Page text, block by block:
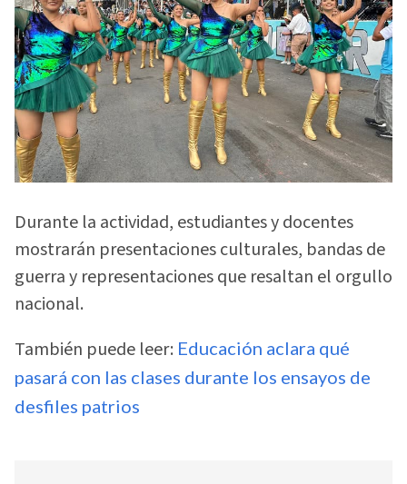
Durante la actividad, estudiantes y docentes
mostrarán presentaciones culturales, bandas de
guerra y representaciones que resaltan el orgullo
nacional.
También puede leer: Educación aclara qué
pasará con las clases durante los ensayos de
desfiles patrios